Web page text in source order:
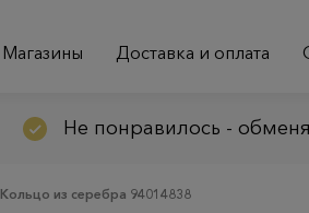
Магазины Доставка и оплата
Не понравилось -
Кольцо из серебра 94014838